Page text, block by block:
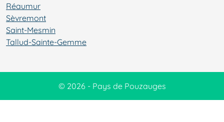
Réaumur
Sèvremont
Saint-Mesmin
Tallud-Sainte-Gemme
© 2026 - Pays de Pouzauges